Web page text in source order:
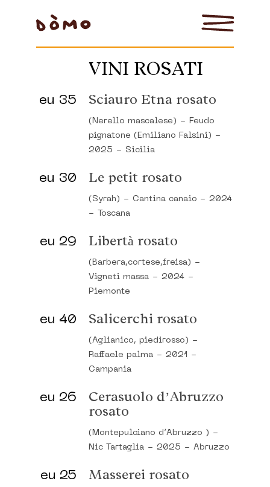
VINI ROSATI
eu 35 Sciauro Etna rosato
(Nerello mascalese) -
Feudo
pignatone (Emiliano Falsini)
-
2025
- Sicilia
eu 30 Le petit rosato
(Syrah) - Cantina canaio - 2024
-
Toscana
eu 29 Libertà rosato
(Barbera,cortese,freisa)
-
Vigneti massa - 2024 -
Piemonte
eu 40 Salicerchi rosato
(Aglianico, piedirosso)
-
Raffaele palma - 2021
-
Campania
eu 26
Cerasuolo d’Abruzzo
rosato
(Montepulciano d’Abruzzo )
-
Nic Tartaglia - 2025 - Abruzzo
eu 25 Masserei rosato